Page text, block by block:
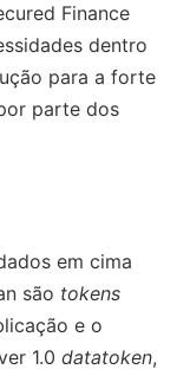
Finance
dentro
para a forte
parte dos
em cima
são tokens
e o
1.0 datatoken,